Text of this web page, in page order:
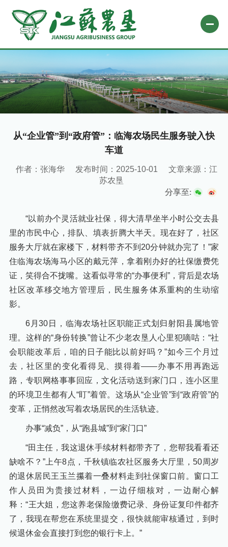
关于农垦
新闻中心
专题栏目
业务平台
从“企业管”到“政府管”：临海农场民生服务驶入快
车道
作者：张海华 发布时间：2025-10-01
文章来源：江
苏农垦
分享至:
“以前办个灵活就业社保，得大清早坐半小时公交去县
里的市民中心，排队、填表折腾大半天。现在好了，社区
服务大厅就在家楼下，材料带齐不到20分钟就办完了！”家
住临海农场海马小区的戴元萍，拿着刚办好的社保缴费凭
证，笑得合不拢嘴。这看似寻常的“办事便利”，背后是农场
社区改革移交地方管理后，民生服务体系重构的生动缩
影。
6月30日，临海农场社区职能正式划归射阳县属地管
理。这样的“身份转换”曾让不少老农垦人心里犯嘀咕：“社
会职能改革后，咱的日子能比以前好吗？”如今三个月过
去，社区里的变化看得见、摸得着——办事不用再跑远
路，专职网格事事回应，文化活动送到家门口，连小区里
的环境卫生都有人“盯”着管。这场从“企业管”到“政府管”的
变革，正悄然改写着农场居民的生活轨迹。
办事“减负”，从“跑县城”到“家门口”
“田主任，我这退休手续材料都带齐了，您帮我看看还
缺啥不？”上午8点，千秋镇临农社区服务大厅里，50周岁
的退休居民王玉兰攥着一叠材料走到社保窗口前。窗口工
作人员田为贵接过材料，一边仔细核对，一边耐心解
释：“王大姐，您这养老保险缴费记录、身份证复印件都齐
了，我现在帮您在系统里提交，很快就能审核通过，到时
候退休金会直接打到您的银行卡上。”